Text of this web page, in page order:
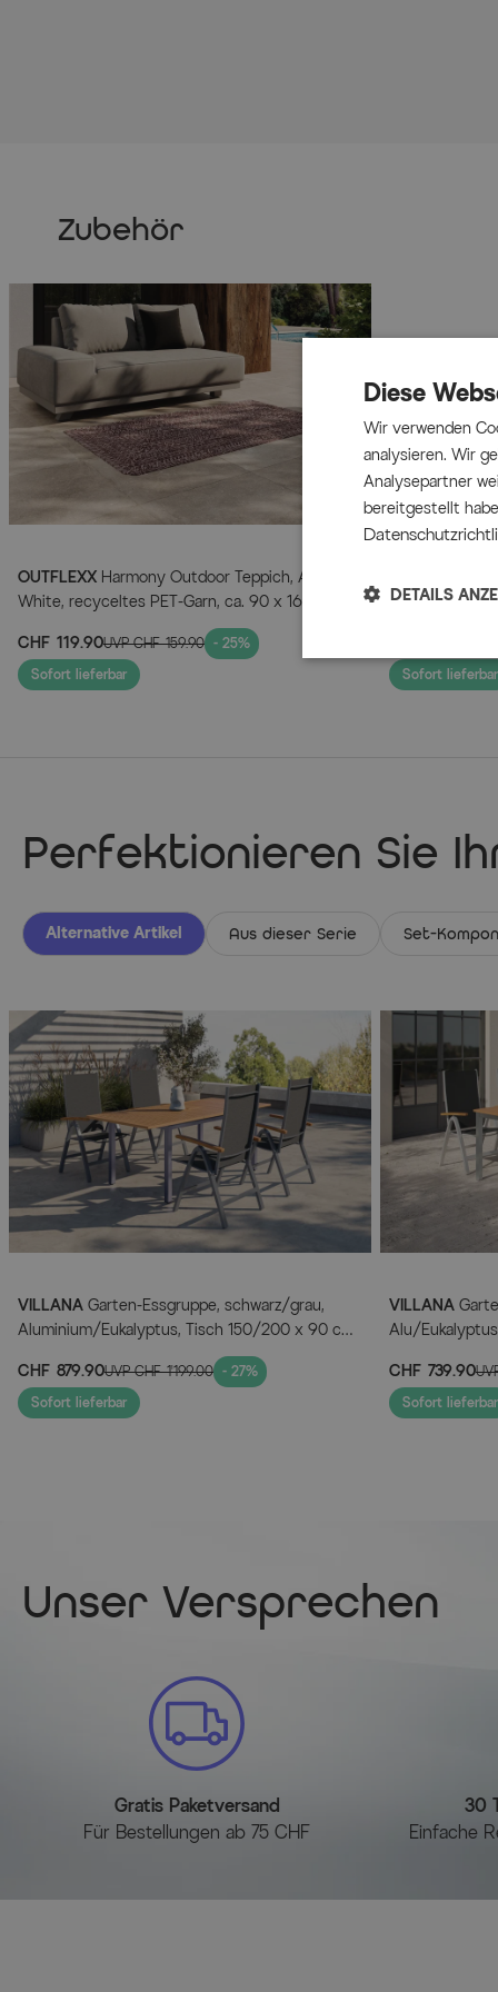
Zubehör
OUTFLEXX Harmony Outdoor Teppich, Andorra-
White, recyceltes PET-Garn, ca. 90 x 160 cm,
für Innen- und Außenbereiche geeignet
CHF 119.90UVPCHF 159.90 - 25%
Sofort lieferbar
nature,
Sofort lieferbar
Perfektionieren Sie
Alternative Artikel Aus dieser Serie Set-
VILLANA Garten-Essgruppe, schwarz/grau,
Aluminium/Eukalyptus, Tisch 150/200 x 90 cm,
4 Klappstühle, robust, ausziehbar,
witterungsbeständig, FSC®-zertifiziertes
Produkt
CHF 879.90UVPCHF 1’199.00 - 27%
Sofort lieferbar
VILLANA
Alu/
zertifiziertes
CHF 739.90
Sofort lieferbar
Unser Versprechen
Gratis Paketversand
Für Bestellungen ab 75 CHF
30
Einfache
Diese
Wir verwenden
analysieren. Wir
Analysepartner
bereitgestellt
DETAILS